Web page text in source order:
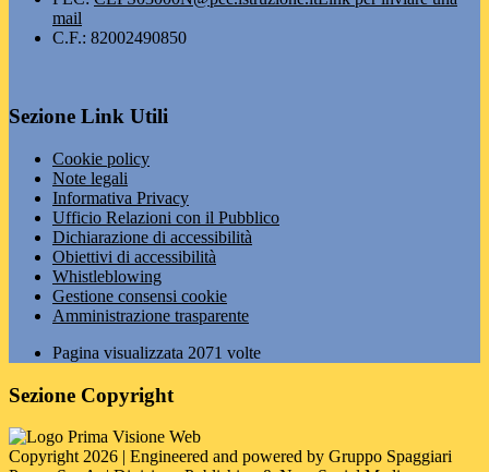
mail
C.F.: 82002490850
Sezione Link Utili
Cookie policy
Note legali
Informativa Privacy
Ufficio Relazioni con il Pubblico
Dichiarazione di accessibilità
Obiettivi di accessibilità
Whistleblowing
Gestione consensi cookie
Amministrazione trasparente
Pagina visualizzata 2071 volte
Sezione Copyright
Copyright 2026 | Engineered and powered by Gruppo Spaggiari